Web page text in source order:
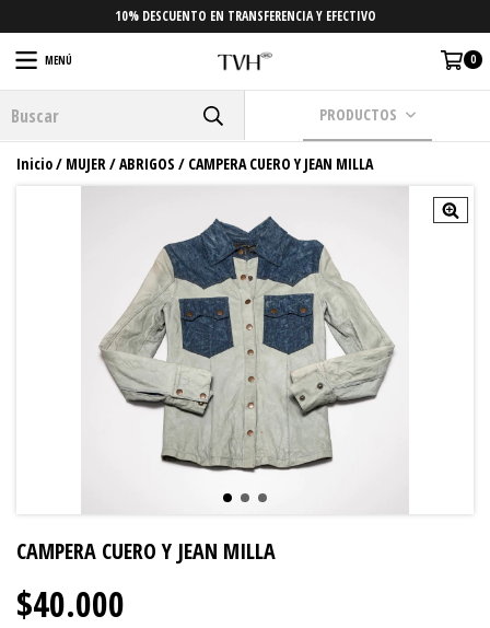
10% DESCUENTO EN TRANSFERENCIA Y EFECTIVO
MENÚ 0
PRODUCTOS
Inicio/ MUJER/ABRIGOS / CAMPERA CUERO Y JEAN MILLA
CAMPERA CUERO Y JEAN MILLA
$40.000